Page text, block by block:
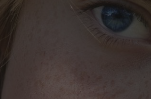
Projekte / Aktionen
Fotodokumentationen